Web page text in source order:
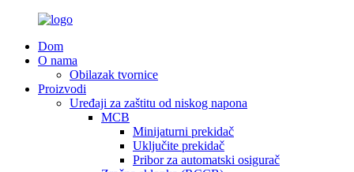
Dom
O nama
Obilazak tvornice
Proizvodi
Uređaji za zaštitu od niskog napona
MCB
Minijaturni prekidač
Uključite prekidač
Pribor za automatski osigurač